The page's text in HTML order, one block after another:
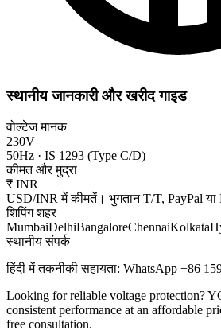
स्थानीय जानकारी और खरीद गाइड
वोल्टेज मानक
230V
50Hz · IS 1293 (Type C/D)
कीमत और मुद्रा
₹ INR
USD/INR में कीमतें। भुगतान T/T, PayPal या
शिपिंग शहर
MumbaiDelhiBangaloreChennaiKolkata
स्थानीय संपर्क
हिंदी में तकनीकी सहायता: WhatsApp +86
Looking for reliable voltage protection?
consistent performance at an affordable
free consultation.